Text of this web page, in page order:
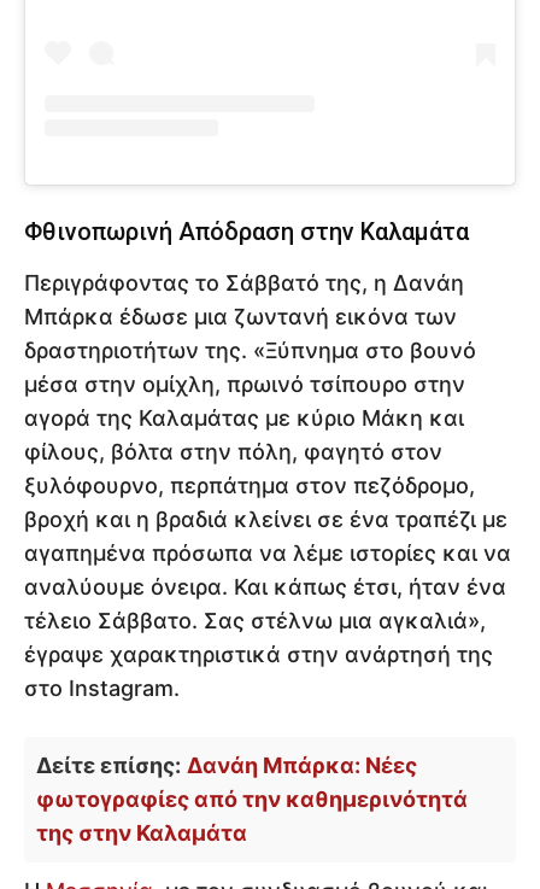
Φθινοπωρινή Απόδραση στην Καλαμάτα
Περιγράφοντας το Σάββατό της, η Δανάη
Μπάρκα έδωσε μια ζωντανή εικόνα των
δραστηριοτήτων της. «Ξύπνημα στο βουνό
μέσα στην ομίχλη, πρωινό τσίπουρο στην
αγορά της Καλαμάτας με κύριο Μάκη και
φίλους, βόλτα στην πόλη, φαγητό στον
ξυλόφουρνο, περπάτημα στον πεζόδρομο,
βροχή και η βραδιά κλείνει σε ένα τραπέζι με
αγαπημένα πρόσωπα να λέμε ιστορίες και να
αναλύουμε όνειρα. Και κάπως έτσι, ήταν ένα
τέλειο Σάββατο. Σας στέλνω μια αγκαλιά»,
έγραψε χαρακτηριστικά στην ανάρτησή της
στο Instagram.
Δείτε επίσης: Δανάη Μπάρκα: Νέες
φωτογραφίες από την καθημερινότητά
της στην Καλαμάτα